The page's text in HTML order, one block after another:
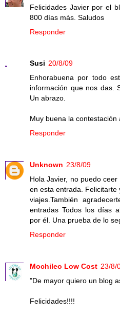
Felicidades Javier por el
800 días más. Saludos
Responder
Susi 20/8/09
Enhorabuena por todo
información que nos das.
Un abrazo.
Muy buena la contestación
Responder
Unknown 23/8/09
Hola Javier, no puedo
en esta entrada.
viajes.También
entradas Todos los días
por él. Una prueba de lo
Responder
Mochileo Low Cost 23/8/
"De mayor quiero un blog
Felicidades!!!!